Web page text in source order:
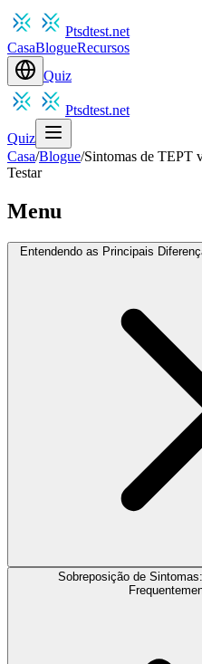
Ptsdtest.net
CasaBlogueRecursos
Quiz
Ptsdtest.net
Quiz
Casa/Blogue/Sintomas de TEPT
Testar
Menu
Entendendo as Principais
Sobreposição de